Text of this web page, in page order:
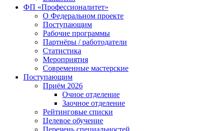
ФП «Профессионалитет»
О Федеральном проекте
Поступающим
Рабочие программы
Партнёры / работодатели
Статистика
Мероприятия
Современные мастерские
Поступающим
Приём 2026
Очное отделение
Заочное отделение
Рейтинговые списки
Целевое обучение
Перечень специальностей